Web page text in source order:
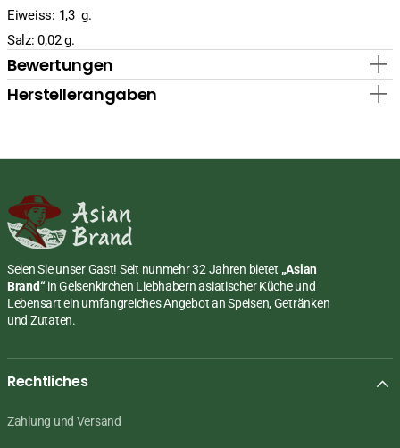
Eiweiss: 1,3 g.
Salz: 0,02 g.
Bewertungen
Herstellerangaben
Seien Sie unser Gast! Seit nunmehr 32 Jahren bietet „Asian
Brand“ in Gelsenkirchen Liebhabern asiatischer Küche und
Lebensart ein umfangreiches Angebot an Speisen, Getränken
und Zutaten.
Rechtliches
Zahlung und Versand